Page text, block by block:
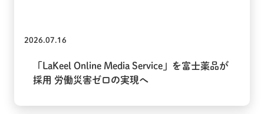
2026.07.16
「LaKeel Online Media Service」を富士薬品が
採用 労働災害ゼロの実現へ